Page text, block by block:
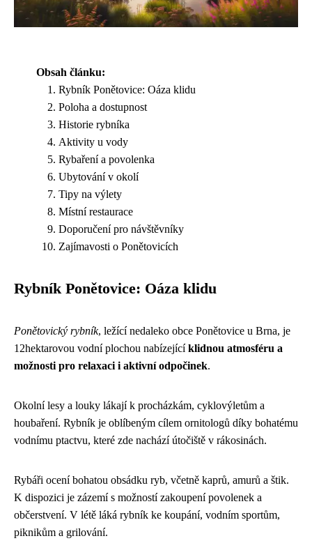
Obsah článku:
Rybník Ponětovice: Oáza klidu
Poloha a dostupnost
Historie rybníka
Aktivity u vody
Rybaření a povolenka
Ubytování v okolí
Tipy na výlety
Místní restaurace
Doporučení pro návštěvníky
Zajímavosti o Ponětovicích
Rybník Ponětovice: Oáza klidu
Ponětovický rybník, ležící nedaleko obce Ponětovice u Brna, je
12hektarovou vodní plochou nabízejícíklidnou atmosféru a
možnosti pro relaxaci i aktivní odpočinek.
Okolní lesy a louky lákají k procházkám, cyklovýletům a
houbaření. Rybník je oblíbeným cílem ornitologů díky bohatému
vodnímu ptactvu, které zde nachází útočiště v rákosinách.
Rybáři ocení bohatou obsádku ryb, včetně kaprů, amurů a štik.
K dispozici je zázemí s možností zakoupení povolenek a
občerstvení. V létě láká rybník ke koupání, vodním sportům,
piknikům a grilování.